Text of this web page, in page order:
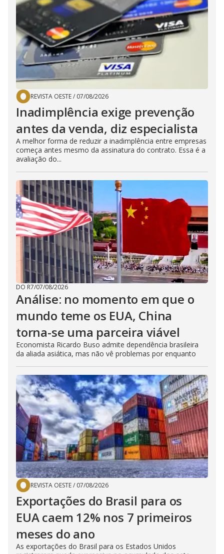
REVISTA OESTE/ 07/08/2026
Inadimplência exige prevenção
antes da venda, diz especialista
A melhor forma de reduzir a inadimplência entre empresas
começa antes mesmo da assinatura do contrato. Essa é a
avaliação do...
DO R7/07/08/2026
Análise: no momento em que o
mundo teme os EUA, China
torna-se uma parceira viável
Economista Ricardo Buso admite dependência brasileira
da aliada asiática, mas não vê problemas por enquanto
REVISTA OESTE/ 07/08/2026
Exportações do Brasil para os
EUA caem 12% nos 7 primeiros
meses do ano
As exportações do Brasil para os Estados Unidos